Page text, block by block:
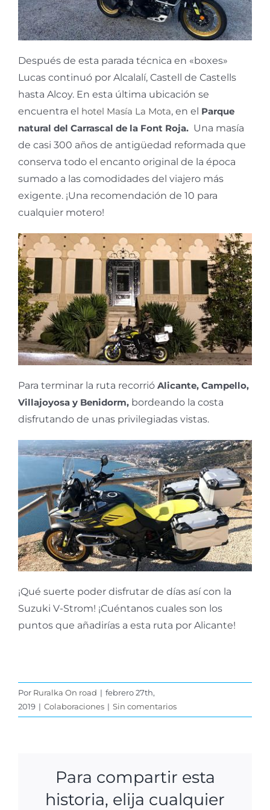
Después de esta parada técnica en «boxes»
Lucas continuó por Alcalalí, Castell de Castells
hasta Alcoy. En esta última ubicación se
encuentra el hotel Masía La Mota, en el Parque
natural del Carrascal de la Font Roja. Una masía
de casi 300 años de antigüedad reformada que
conserva todo el encanto original de la época
sumado a las comodidades del viajero más
exigente. ¡Una recomendación de 10 para
cualquier motero!
Para terminar la ruta recorrió Alicante, Campello,
Villajoyosa y Benidorm, bordeando la costa
disfrutando de unas privilegiadas vistas.
¡Qué suerte poder disfrutar de días así con la
Suzuki V-Strom! ¡Cuéntanos cuales son los
puntos que añadirías a esta ruta por Alicante!
Por Ruralka On road | febrero 27th,
2019 | Colaboraciones | Sin comentarios
Para compartir esta
historia, elija cualquier